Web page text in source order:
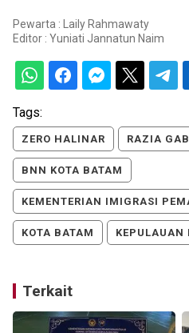
Pewarta : Laily Rahmawaty
Editor : Yuniati Jannatun Naim
Tags:
ZERO HALINAR RAZIA
BNN KOTA BATAM
KEMENTERIAN IMIGRASI
KOTA BATAM KEPULAUAN
Terkait